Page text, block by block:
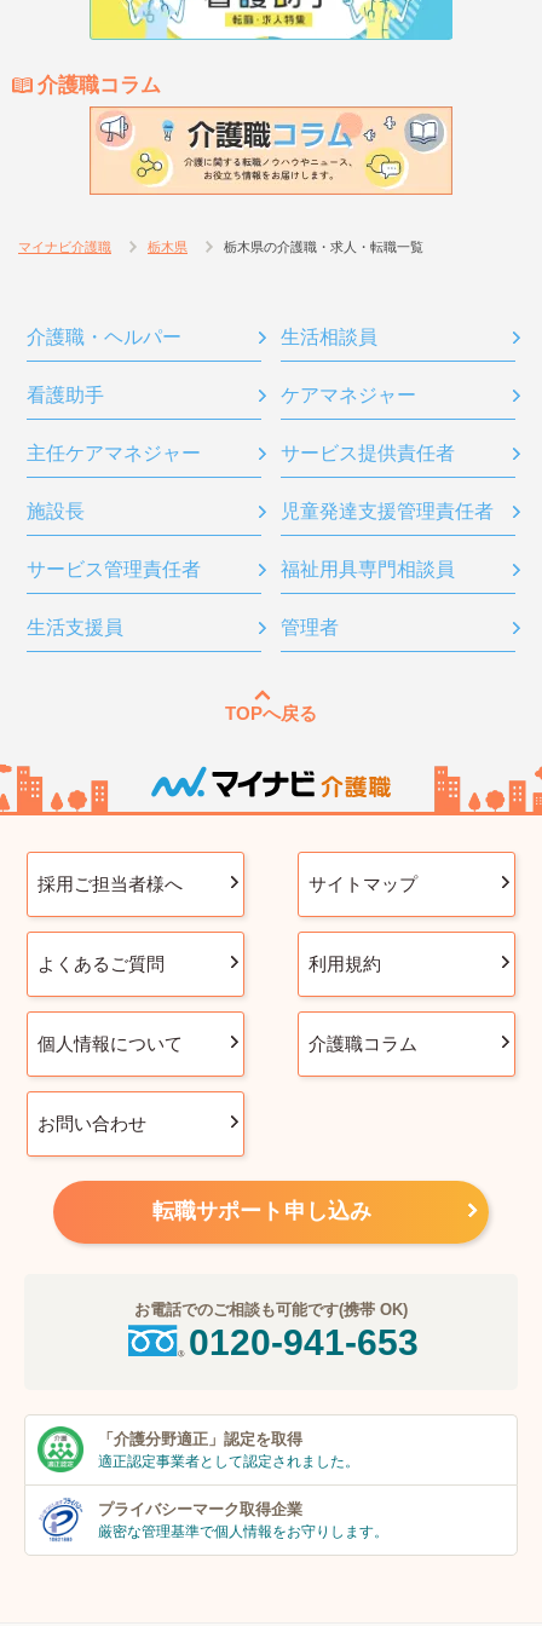
介護職コラム
マイナビ介護職 栃木県 栃木県の介護職・求人・転職一覧
介護職・ヘルパー 生活相談員
看護助手 ケアマネジャー
主任ケアマネジャー サービス提供責任者
施設長 児童発達支援管理責任者
サービス管理責任者 福祉用具専門相談員
生活支援員 管理者
TOPへ戻る
採用ご担当者様へ サイトマップ
よくあるご質問 利用規約
個人情報について 介護職コラム
お問い合わせ
転職サポート申し込み
お電話でのご相談も可能です(携帯 OK)
0120-941-653
「介護分野適正」 認定を取得
適正認定事業者として認定されました。
プライバシーマーク取得企業
厳密な管理基準で個人情報をお守りします。